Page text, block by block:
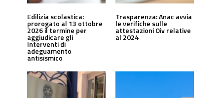
Edilizia scolastica:
prorogato al 13 ottobre
2026 il termine per
aggiudicare gli
Interventi di
adeguamento
antisismico
Trasparenza: Anac avvia
le verifiche sulle
attestazioni Oiv relative
al 2024